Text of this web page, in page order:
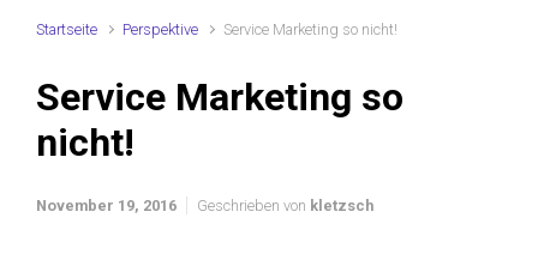
Startseite Perspektive Service Marketing so nicht!
Service Marketing so
nicht!
November 19, 2016 Geschrieben von kletzsch